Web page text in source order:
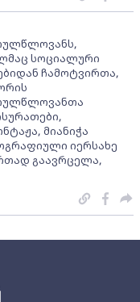
სოციალური
ჩამოტვირთა,
მიანიჭა
იერსახე
გაავრცელა,